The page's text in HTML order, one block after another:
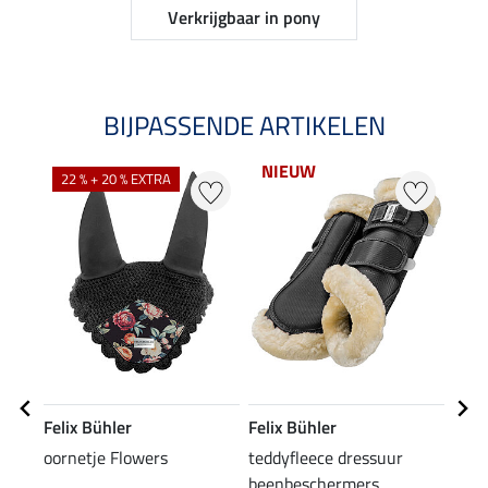
Verkrijgbaar in pony
BIJPASSENDE ARTIKELEN
22 % + 20 % EXTRA
Felix Bühler
oornetje Flowers
NIEUW
Felix Bühler
teddyfleece dressuur